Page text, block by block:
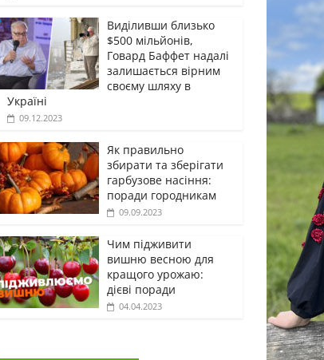
Виділивши близько
$500 мільйонів,
Говард Баффет надалі
залишається вірним
своєму шляху в
Україні
09.12.2023
Як правильно
збирати та зберігати
гарбузове насіння:
поради городникам
09.09.2023
Чим підживити
вишню весною для
кращого урожаю:
дієві поради
04.04.2023